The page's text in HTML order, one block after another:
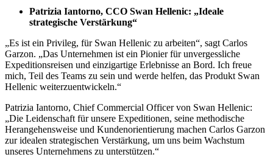
Patrizia Iantorno, CCO Swan Hellenic: „Ideale
strategische Verstärkung“
„Es ist ein Privileg, für Swan Hellenic zu arbeiten“, sagt Carlos
Garzon. „Das Unternehmen ist ein Pionier für unvergessliche
Expeditionsreisen und einzigartige Erlebnisse an Bord. Ich freue
mich, Teil des Teams zu sein und werde helfen, das Produkt Swan
Hellenic weiterzuentwickeln.“
Patrizia Iantorno, Chief Commercial Officer von Swan Hellenic:
„Die Leidenschaft für unsere Expeditionen, seine methodische
Herangehensweise und Kundenorientierung machen Carlos Garzon
zur idealen strategischen Verstärkung, um uns beim Wachstum
unseres Unternehmens zu unterstützen.“